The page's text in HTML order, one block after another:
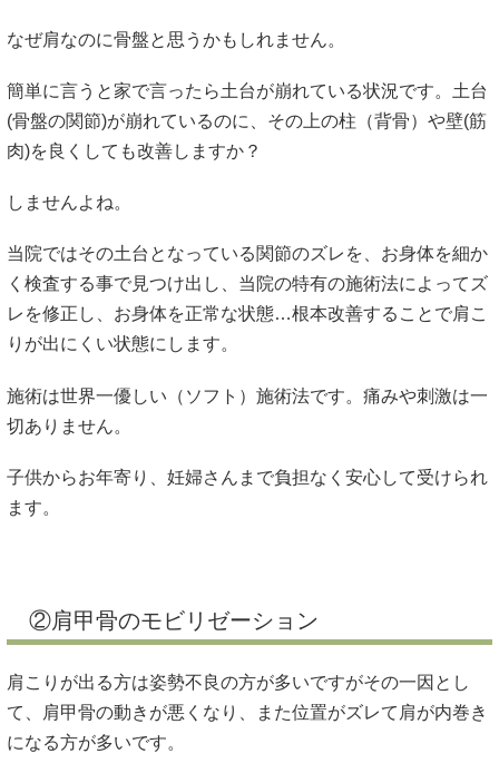
なぜ肩なのに骨盤と思うかもしれません。
簡単に言うと家で言ったら土台が崩れている状況です。土台
(骨盤の関節)が崩れているのに、その上の柱（背骨）や壁(筋
肉)を良くしても改善しますか？
しませんよね。
当院ではその土台となっている関節のズレを、お身体を細か
く検査する事で見つけ出し、当院の特有の施術法によってズ
レを修正し、お身体を正常な状態…根本改善することで肩こ
りが出にくい状態にします。
施術は世界一優しい（ソフト）施術法です。痛みや刺激は一
切ありません。
子供からお年寄り、妊婦さんまで負担なく安心して受けられ
ます。
②肩甲骨のモビリゼーション
肩こりが出る方は姿勢不良の方が多いですがその一因とし
て、肩甲骨の動きが悪くなり、また位置がズレて肩が内巻き
になる方が多いです。